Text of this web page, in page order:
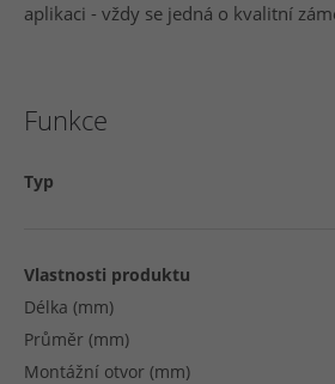
aplikaci - vždy se jedná o kvalitní
Funkce
Typ
Vlastnosti produktu
Délka (mm)
Průměr (mm)
Montážní otvor (mm)